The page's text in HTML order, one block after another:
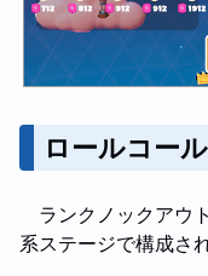
ロールコー
ランクノックアウ
系ステージで構成さ